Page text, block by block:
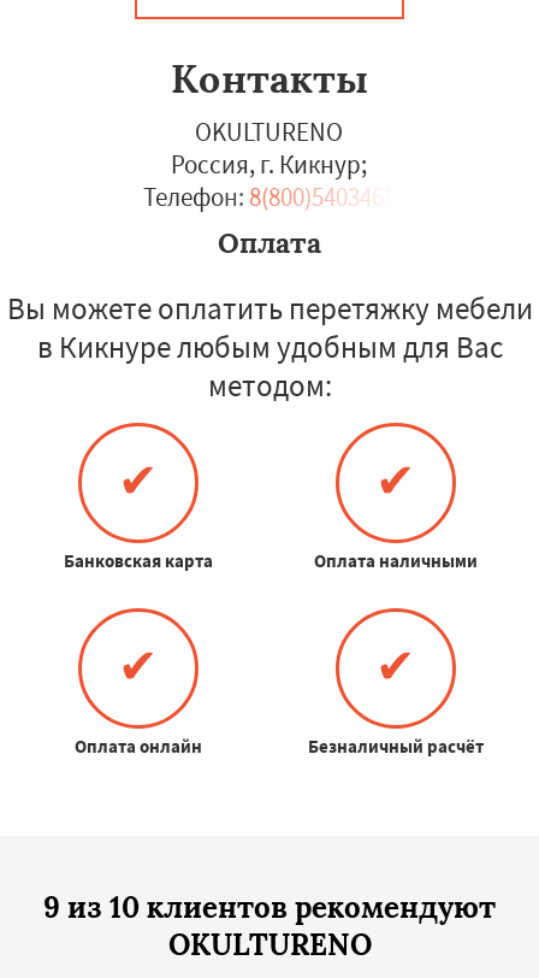
Контакты
OKULTURENO
Россия, г. Кикнур;
Телефон: 8(800)5403465
Оплата
Вы можете оплатить перетяжку мебели
в Кикнуре любым удобным для Вас
методом:
✔
Банковская карта
✔
Оплата наличными
✔
Оплата онлайн
✔
Безналичный расчёт
9 из 10 клиентов рекомендуют
OKULTURENO